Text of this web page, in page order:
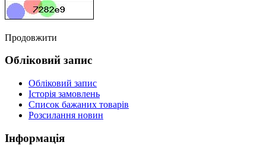
Продовжити
Обліковий запис
Обліковий запис
Історія замовлень
Список бажаних товарів
Розсилання новин
Інформація